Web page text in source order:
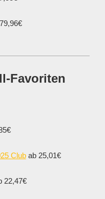
Favoriten
Clubab 25,01€
22,47€